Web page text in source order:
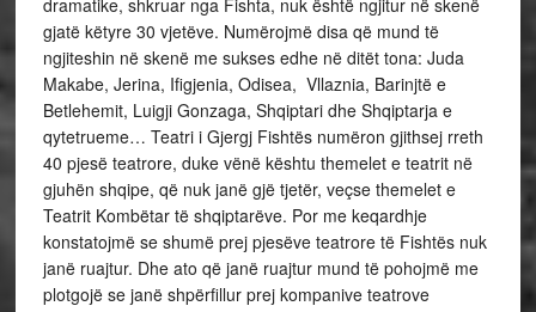
dramatike, shkruar nga Fishta, nuk është ngjitur në skenë
gjatë këtyre 30 vjetëve. Numërojmë disa që mund të
ngjiteshin në skenë me sukses edhe në ditët tona: Juda
Makabe, Jerina, Ifigjenia, Odisea, Vllaznia, Barinjtë e
Betlehemit, Luigji Gonzaga, Shqiptari dhe Shqiptarja e
qytetrueme… Teatri i Gjergj Fishtës numëron gjithsej rreth
40 pjesë teatrore, duke vënë kështu themelet e teatrit në
gjuhën shqipe, që nuk janë gjë tjetër, veçse themelet e
Teatrit Kombëtar të shqiptarëve. Por me keqardhje
konstatojmë se shumë prej pjesëve teatrore të Fishtës nuk
janë ruajtur. Dhe ato që janë ruajtur mund të pohojmë me
plotgojë se janë shpërfillur prej kompanive teatrove